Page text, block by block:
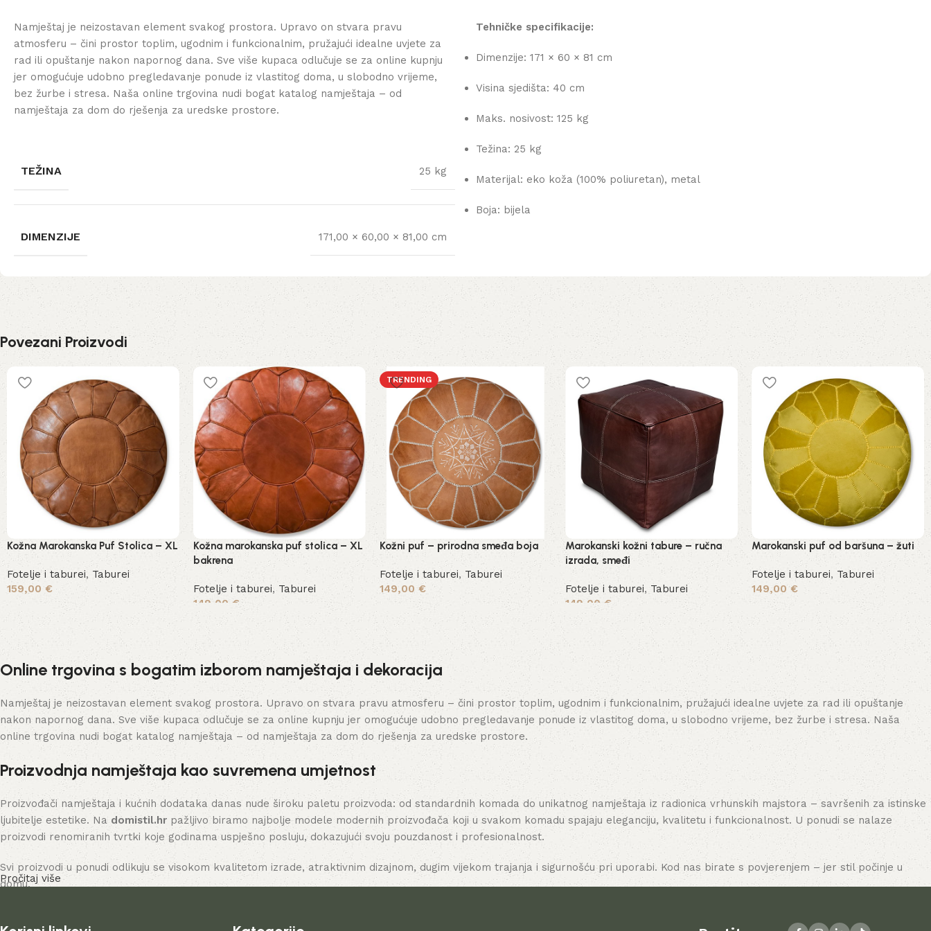
Namještaj je neizostavan element svakog prostora. Upravo on stvara pravu
atmosferu – čini prostor toplim, ugodnim i funkcionalnim, pružajući idealne uvjete za
rad ili opuštanje nakon napornog dana. Sve više kupaca odlučuje se za online kupnju
jer omogućuje udobno pregledavanje ponude iz vlastitog doma, u slobodno vrijeme,
bez žurbe i stresa. Naša online trgovina nudi bogat katalog namještaja – od
namještaja za dom do rješenja za uredske prostore.
TEŽINA 25 kg
DIMENZIJE 171,00 × 60,00 × 81,00 cm
Tehničke specifikacije:
Dimenzije: 171 × 60 × 81 cm
Visina sjedišta: 40 cm
Maks. nosivost: 125 kg
Težina: 25 kg
Materijal: eko koža (100% poliuretan), metal
Boja: bijela
Povezani Proizvodi
Kožna Marokanska Puf Stolica – XL
Fotelje i taburei, Taburei
159,00 €
Dodaj u košaricu
Kožna marokanska puf stolica – XL
bakrena
Fotelje i taburei, Taburei
149,00 €
Dodaj u košaricu
TRENDING
Kožni puf – prirodna smeđa boja
Fotelje i taburei, Taburei
149,00 €
Dodaj u košaricu
Marokanski kožni tabure – ručna
izrada, smeđi
Fotelje i taburei, Taburei
149,00€
Dodaj u košaricu
Marokanski puf od baršuna – žuti
Fotelje i taburei, Taburei
149,00€
Dodaj u košaricu
Online trgovina s bogatim izborom namještaja i dekoracija
Namještaj je neizostavan element svakog prostora. Upravo on stvara pravu atmosferu – čini prostor toplim, ugodnim i funkcionalnim, pružajući idealne uvjete za rad ili opuštanje
nakon napornog dana. Sve više kupaca odlučuje se za online kupnju jer omogućuje udobno pregledavanje ponude iz vlastitog doma, u slobodno vrijeme, bez žurbe i stresa. Naša
online trgovina nudi bogat katalog namještaja – od namještaja za dom do rješenja za uredske prostore.
Proizvodnja namještaja kao suvremena umjetnost
Proizvođači namještaja i kućnih dodataka danas nude široku paletu proizvoda: od standardnih komada do unikatnog namještaja iz radionica vrhunskih majstora – savršenih za istinske
ljubitelje estetike. Na domistil.hr pažljivo biramo najbolje modele modernih proizvođača koji u svakom komadu spajaju eleganciju, kvalitetu i funkcionalnost. U ponudi se nalaze
proizvodi renomiranih tvrtki koje godinama uspješno posluju, dokazujući svoju pouzdanost i profesionalnost.
Svi proizvodi u ponudi odlikuju se visokom kvalitetom izrade, atraktivnim dizajnom, dugim vijekom trajanja i sigurnošću pri uporabi. Kod nas birate s povjerenjem – jer stil počinje u
domu.
Pročitaj više